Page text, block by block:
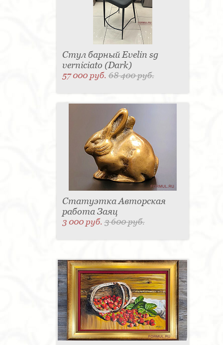
Стул барный Evelin sg
verniciato (Dark)
57 000 руб.68 400 руб.
Статуэтка Авторская
работа Заяц
3 000 руб.3 600 руб.